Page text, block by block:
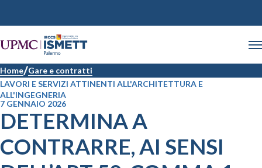
Home Gare e contratti
LAVORI E SERVIZI ATTINENTI ALL'ARCHITETTURA E
ALL'INGEGNERIA
7 GENNAIO 2026
DETERMINA A
CONTRARRE, AI SENSI